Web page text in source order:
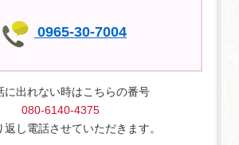
入っている場合人員や道具の確保がその
市外でも依頼できますか？作業の内容や
れますか？見積もり内容にご納得いただ
すのでご安心ください。その際、納得で
車・バイク処分5,500円〜重量や種類によ
ソファの処分8,800円〜大きさや搬出経路
搬出経路によって費用が異なりますお気軽
談・お電話でのアドバイス・現地調査・
。お問い合わせの中には、ご相談で解決
ア別に検索可能。口コミや地図情報も掲
信頼できるお店探しに便利なサービスで
業、医療機関など多岐にわたる業種を網
やカテゴリから目的の情報を簡単に探せ
や個人事業主を応援することを理念と
0965-30-7004
出れない時はこちらの番号
080-6140-4375
返し電話させていただきます。